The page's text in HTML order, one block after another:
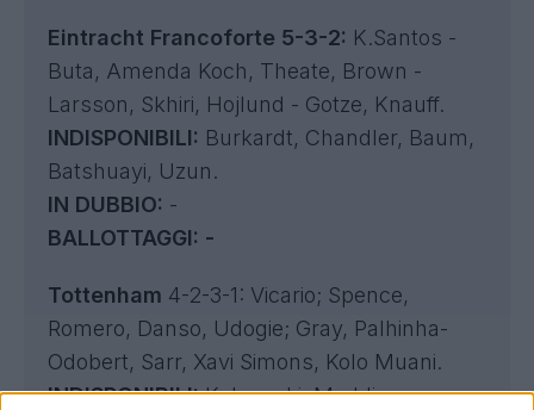
Eintracht Francoforte 5-3-2: K.Santos -
Buta, Amenda Koch, Theate, Brown -
Larsson, Skhiri, Hojlund - Gotze, Knauff.
INDISPONIBILI: Burkardt, Chandler, Baum,
Batshuayi, Uzun.
IN DUBBIO: -
BALLOTTAGGI: -
Tottenham 4-2-3-1: Vicario; Spence,
Romero, Danso, Udogie; Gray, Palhinha-
Odobert, Sarr, Xavi Simons, Kolo Muani.
INDISPONIBILI:Kulusevki, Maddison,